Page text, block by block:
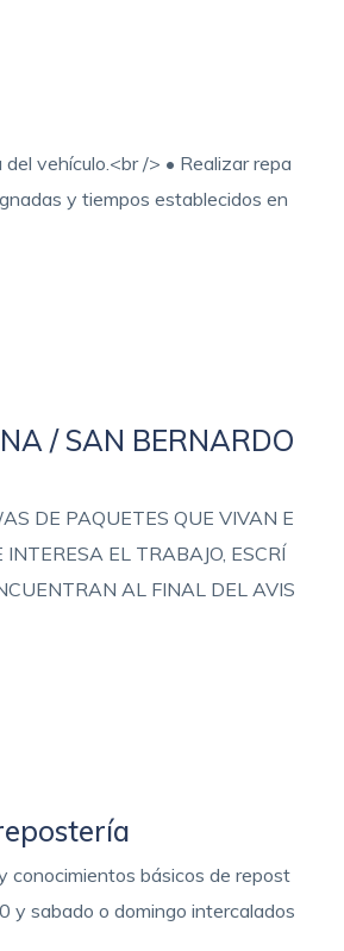
vehículo.<br /> • Realizar repa
y tiempos establecidos en
/ SAN BERNARDO
DE PAQUETES QUE VIVAN E
EL TRABAJO, ESCRÍ
AL FINAL DEL AVIS
conocimientos básicos de repost
y sabado o domingo intercalados